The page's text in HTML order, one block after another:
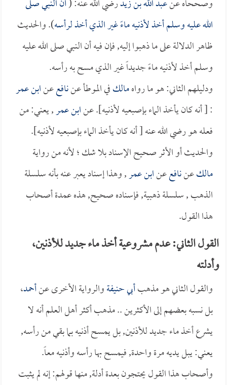
وصححاه عنعبد الله بن زيدرضي الله عنه: (أن النبي صلى
الله عليه وسلم أخذ لأذنيه ماءً غير الذي أخذ لرأسه). والحديث
ظاهر الدلالة على ما ذهبوا إليه, فإن فيه أن النبي صلى الله عليه
وسلم أخذ لأذنيه ماءً جديداً غير الذي مسح به رأسه.
ودليلهم الثاني: هو ما رواهمالكفي الموطأ عننافععنابن عمر
: [ أنه كان يأخذ الماء بإصبعيه لأذنيه]. عنابن عمر, يعني: من
فعله هو رضي الله عنه [ أنه كان يأخذ الماء بإصبعيه لأذنيه].
والحديث أو الأثر صحيح الإسناد بلا شك ؛ لأنه من رواية
مالكعننافععنابن عمر, وهذا إسناد يعبر عنه بأنه سلسلة
الذهب , سلسلة ذهبية, فإسناده صحيح, هذه عمدة أصحاب
هذا القول.
القول الثاني: عدم مشروعية أخذ ماء جديد للأذنين،
وأدلته
والقول الثاني هو مذهبأبي حنيفةوالرواية الأخرى عنأحمد،
بل نسبه بعضهم إلى الأكثرين .. مذهب أكثر أهل العلم أنه لا
يشرع أخذ ماء جديد للأذنين, بل يمسح أذنيه بما بقي من رأسه,
يعني: يبل يديه مرة واحدة, فيمسح بها رأسه وأذنيه معاً.
وأصحاب هذا القول يحتجون بعدة أدلة, منها قولهم: إنه لم يثبت